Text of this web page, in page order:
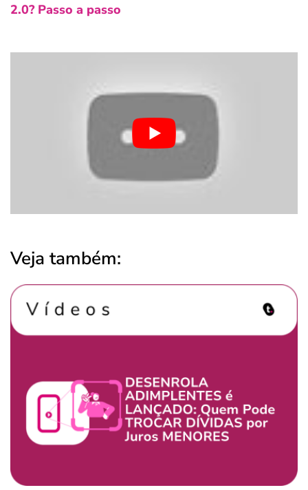
2.0? Passo a passo
Veja também: